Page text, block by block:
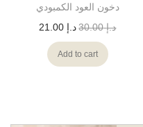
دخون العود الكمبودي
د.إ30.00 د.إ
Add to cart